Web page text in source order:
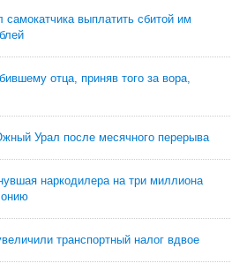
выплатить сбитой им
отца, приняв того за вора,
Урал после месячного перерыва
наркодилера на три миллиона
транспортный налог вдвое